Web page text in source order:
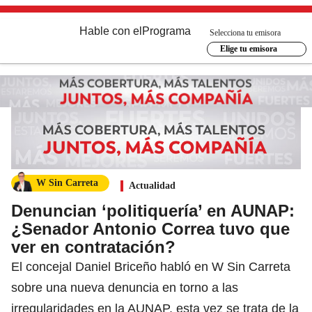
Hable con el Programa
Selecciona tu emisora
Elige tu emisora
W Sin Carreta Actualidad
Denuncian ‘politiquería’ en AUNAP:
¿Senador Antonio Correa tuvo que
ver en contratación?
El concejal Daniel Briceño habló en W Sin Carreta
sobre una nueva denuncia en torno a las
irregularidades en la AUNAP, esta vez se trata de la